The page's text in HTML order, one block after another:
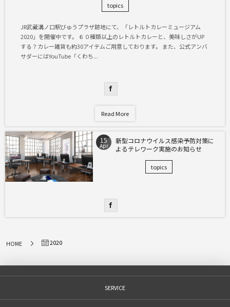
topics
JR武蔵溝ノ口駅びゅうプラザ跡地にて、「レトルトカレーミュージアム
2020」を開催中です。 ６０種類以上のレトルトカレーと、美味しさがUP
する？カレー雑貨も約30アイテムご用意しております。 また、公式アンバ
サダーにはYouTube「くわち...
Read More
15
Apr
新型コロナウイルス感染予防対策に
よるテレワーク実施のお知らせ
topics
HOME 2020
SERVICE